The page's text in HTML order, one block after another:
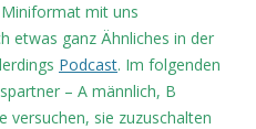
mit uns
etwas ganz Ähnliches in der
Podcast. Im folgenden
– A männlich, B
versuchen, sie zuzuschalten